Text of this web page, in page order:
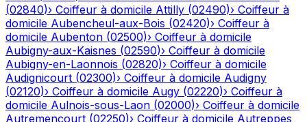
(02840)› Coiffeur à domicile Attilly (02490)› Coiffeur à
domicile Aubencheul-aux-Bois (02420)› Coiffeur à
domicile Aubenton (02500)› Coiffeur à domicile
Aubigny-aux-Kaisnes (02590)› Coiffeur à domicile
Aubigny-en-Laonnois (02820)› Coiffeur à domicile
Audignicourt (02300)› Coiffeur à domicile Audigny
(02120)› Coiffeur à domicile Augy (02220)› Coiffeur à
domicile Aulnois-sous-Laon (02000)› Coiffeur à domicile
Autremencourt (02250)› Coiffeur à domicile Autreppes